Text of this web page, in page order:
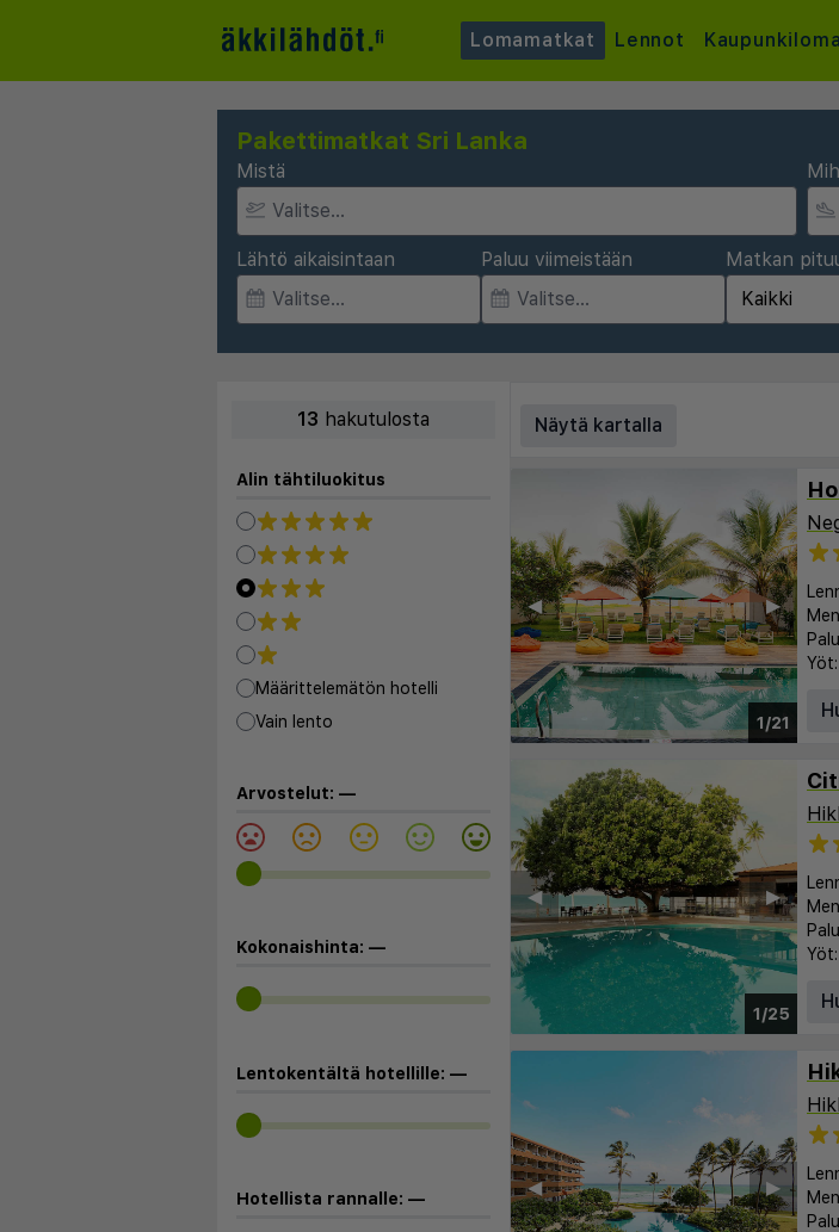
Lomamatkat Lennot
Pakettimatkat Sri Lanka
Mistä
Lähtö aikaisintaan Paluu viimeistään
Matkan
13 hakutulosta
Alin tähtiluokitus
Määrittelemätön hotelli
Vain lento
Arvostelut: —
Kokonaishinta: —
Lentokentältä hotellille: —
Hotellista rannalle: —
Näytä kartalla
1/21
▶︎
◀︎
Yöt:
1/25
▶︎
◀︎
Yöt:
▶︎
◀︎